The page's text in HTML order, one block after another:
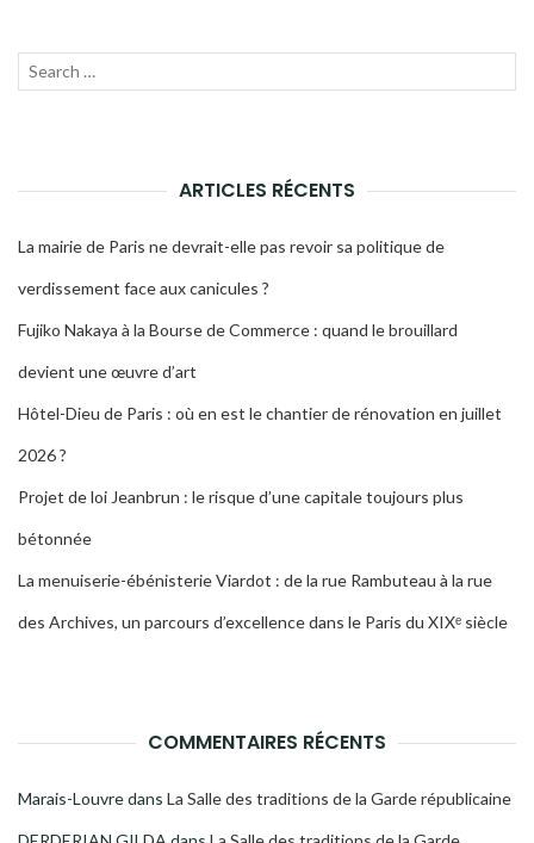
Recherche
ARTICLES RÉCENTS
La mairie de Paris ne devrait-elle pas revoir sa politique de
verdissement face aux canicules ?
Fujiko Nakaya à la Bourse de Commerce : quand le brouillard
devient une œuvre d’art
Hôtel-Dieu de Paris : où en est le chantier de rénovation en juillet
2026 ?
Projet de loi Jeanbrun : le risque d’une capitale toujours plus
bétonnée
La menuiserie-ébénisterie Viardot : de la rue Rambuteau à la rue
des Archives, un parcours d’excellence dans le Paris du XIXᵉ siècle
COMMENTAIRES RÉCENTS
Marais-Louvredans La Salle des traditions de la Garde républicaine